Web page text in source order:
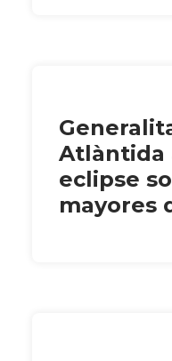
Atlàntida
eclipse
mayores